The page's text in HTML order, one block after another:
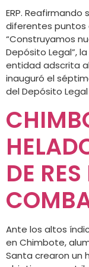
ERP.
diferentes puntos
“Construyamos
Depósito Legal”,
entidad adscrita
inauguró el
del Depósito
DE
Ante los altos
en Chimbote,
Santa crearon un